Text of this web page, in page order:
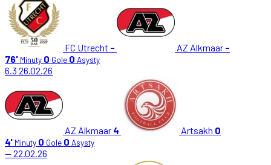
FC Utrecht - AZ Alkmaar -
76' Minuty 0 Gole 0 Asysty
6.3 26.02.26
AZ Alkmaar 4 Artsakh 0
4' Minuty 0 Gole 0 Asysty
—22.02.26